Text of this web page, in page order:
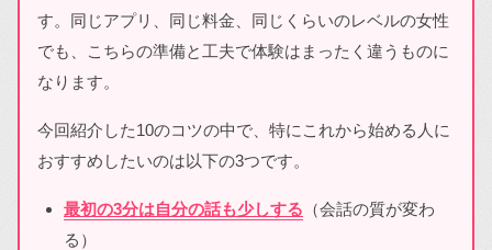
す。同じアプリ、同じ料金、同じくらいのレベルの女性
でも、こちらの準備と工夫で体験はまったく違うものに
なります。
今回紹介した10のコツの中で、特にこれから始める人に
おすすめしたいのは以下の3つです。
最初の3分は自分の話も少しする （会話の質が変わ
る）